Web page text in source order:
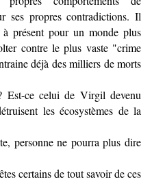
ses propres contradictions. Il
présent pour un monde plus
contre le plus vaste "crime
déjà des milliers de morts
Est-ce celui de Virgil devenu
les écosystèmes de la
personne ne pourra plus dire
certains de tout savoir de ces